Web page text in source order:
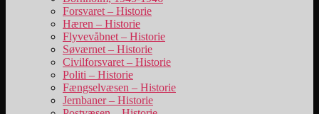
Forsvaret – Historie
Hæren – Historie
Flyvevåbnet – Historie
Søværnet – Historie
Civilforsvaret – Historie
Politi – Historie
Fængselvæsen – Historie
Jernbaner – Historie